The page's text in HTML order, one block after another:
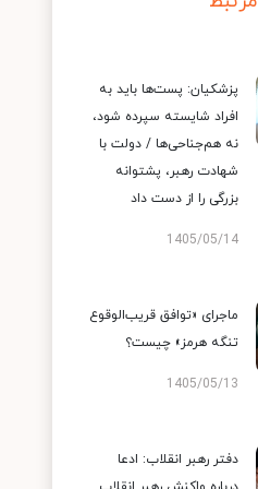
پزشکیان: پست‌ها باید به
افراد شایسته سپرده شود،
نه هم‌جناحی‌ها / دولت با
شهادت رهبر، پشتوانه
بزرگی را از دست داد
1405/05/14
ماجرای «توافق قریب‌الوقوع
تنگه هرمز» چیست؟
1405/05/13
دفتر رهبر انقلاب: ادعا